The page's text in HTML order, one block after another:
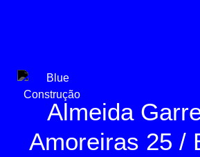
Almeida
Amoreiras 25